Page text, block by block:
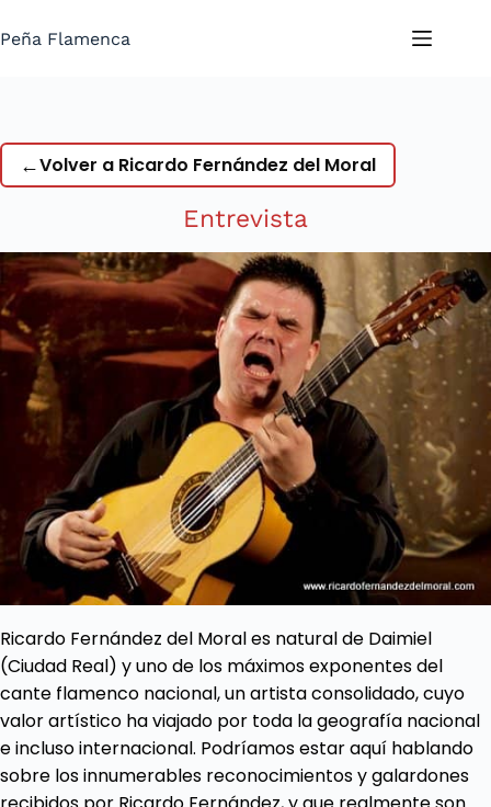
al
Peña Flamenca
←Volver a Ricardo Fernández del Moral
Entrevista
Ricardo Fernández del Moral es natural de Daimiel
(Ciudad Real) y uno de los máximos exponentes del
cante flamenco nacional, un artista consolidado, cuyo
valor artístico ha viajado por toda la geografía nacional
e incluso internacional. Podríamos estar aquí hablando
sobre los innumerables reconocimientos y galardones